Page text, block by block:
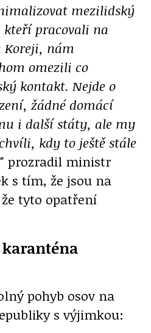
mezilidský
pracovali na
Koreji, nám
omezili co
kontakt. Nejde o
žádné domácí
i další státy, ale my
kdy to ještě stále
prozradil ministr
s tím, že jsou na
tyto opatření
pohyb osov na
s výjimkou: